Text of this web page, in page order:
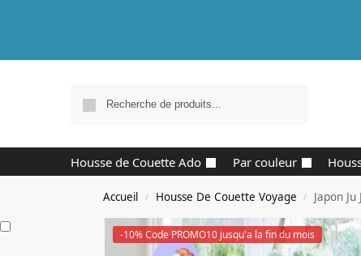
Housse de Couette Ado Par couleur
Accueil / Housse De Couette Voyage / Japon Ju
-10% Code PROMO10 jusqu'a la fin du mois